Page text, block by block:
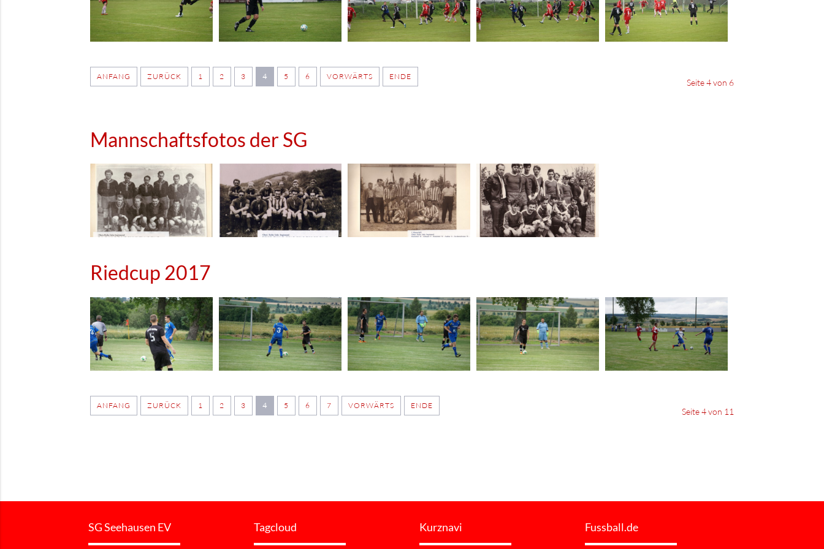
Seite 4 von 6
ANFANG ZURÜCK 1 2 3 4 5 6 VORWÄRTS ENDE
Mannschaftsfotos der SG
Riedcup 2017
Seite 4 von 11
ANFANG ZURÜCK 1 2 3 4 5 6 7 VORWÄRTS ENDE
SG Seehausen EV Tagcloud Kurznavi Fussball.de